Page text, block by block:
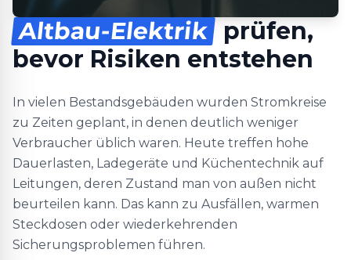
Altbau-Elektrik prüfen,
bevor Risiken entstehen
In vielen Bestandsgebäuden wurden Stromkreise
zu Zeiten geplant, in denen deutlich weniger
Verbraucher üblich waren. Heute treffen hohe
Dauerlasten, Ladegeräte und Küchentechnik auf
Leitungen, deren Zustand man von außen nicht
beurteilen kann. Das kann zu Ausfällen, warmen
Steckdosen oder wiederkehrenden
Sicherungsproblemen führen.